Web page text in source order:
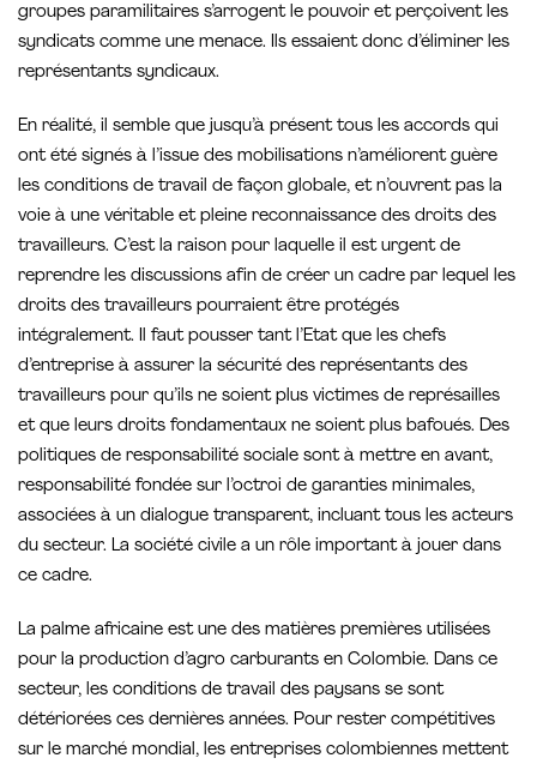
groupes paramilitaires s’arrogent le pouvoir et perçoivent les
syndicats comme une menace. Ils essaient donc d’éliminer les
représentants syndicaux.
En réalité, il semble que jusqu’à présent tous les accords qui
ont été signés à l’issue des mobilisations n’améliorent guère
les conditions de travail de façon globale, et n’ouvrent pas la
voie à une véritable et pleine reconnaissance des droits des
travailleurs. C’est la raison pour laquelle il est urgent de
reprendre les discussions afin de créer un cadre par lequel les
droits des travailleurs pourraient être protégés
intégralement. Il faut pousser tant l’Etat que les chefs
d’entreprise à assurer la sécurité des représentants des
travailleurs pour qu’ils ne soient plus victimes de représailles
et que leurs droits fondamentaux ne soient plus bafoués. Des
politiques de responsabilité sociale sont à mettre en avant,
responsabilité fondée sur l’octroi de garanties minimales,
associées à un dialogue transparent, incluant tous les acteurs
du secteur. La société civile a un rôle important à jouer dans
ce cadre.
La palme africaine est une des matières premières utilisées
pour la production d’agro carburants en Colombie. Dans ce
secteur, les conditions de travail des paysans se sont
détériorées ces dernières années. Pour rester compétitives
sur le marché mondial, les entreprises colombiennes mettent